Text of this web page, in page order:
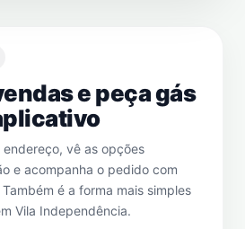
e peça gás
vê as opções
e acompanha o pedido com
é a forma mais simples
Vila Independência.